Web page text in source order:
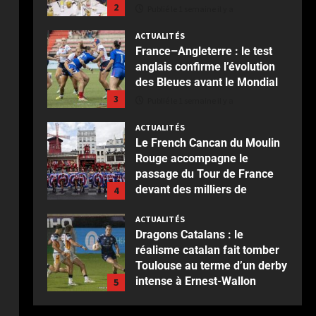
2
3
ACTUALITÉS
France–Angleterre : le test
anglais confirme l’évolution
des Bleues avant le Mondial
4
ACTUALITÉS
Le French Cancan du Moulin
Rouge accompagne le
passage du Tour de France
devant des milliers de
Publié le 2 semaines il y a
5
ACTUALITÉS
Dragons Catalans : le
réalisme catalan fait tomber
Toulouse au terme d’un derby
intense à Ernest-Wallon